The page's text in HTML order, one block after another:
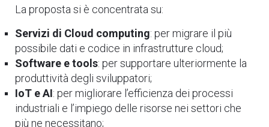
La proposta si è concentrata su:
Servizi di Cloud computing: per migrare il più
possibile dati e codice in infrastrutture cloud;
Software e tools: per supportare ulteriormente la
produttività degli sviluppatori;
IoT e AI: per migliorare l’efficienza dei processi
industriali e l’impiego delle risorse nei settori che
più ne necessitano;